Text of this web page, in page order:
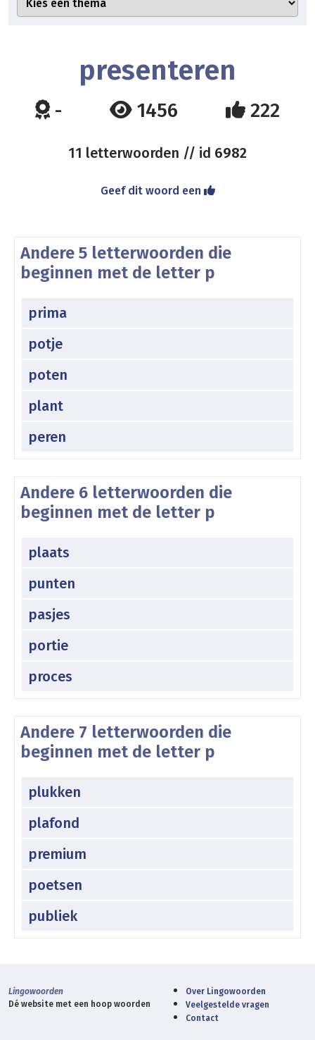
presenteren
- 1456 222
11 letterwoorden // id 6982
Geef dit woord een
Andere 5 letterwoorden die
beginnen met de letter p
prima
potje
poten
plant
peren
Andere 6 letterwoorden die
beginnen met de letter p
plaats
punten
pasjes
portie
proces
Andere 7 letterwoorden die
beginnen met de letter p
plukken
plafond
premium
poetsen
publiek
Lingowoorden
Dé website met een hoop woorden
Over Lingowoorden
Veelgestelde vragen
Contact